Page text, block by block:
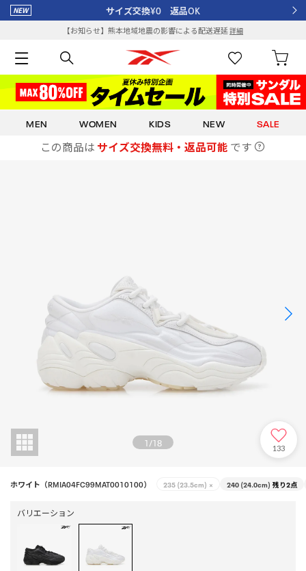
サイズ交換¥0 返品OK
【お知らせ】熊本地域地震の影響による配送遅延詳細
MEN WOMEN KIDS NEW SALE
この商品は サイズ交換無料・返品可能 です
1/18 133
ホワイト（RMIA04FC99MAT0010100） 235 (23.5cm) × 240 (24.0cm) 残り2点
バリエーション